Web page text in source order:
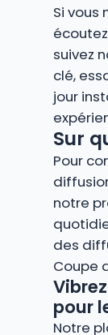
Si vous
écoutez
suivez
clé,
jour
Sur
Pour
notre
des
Coupe
pour
Notre